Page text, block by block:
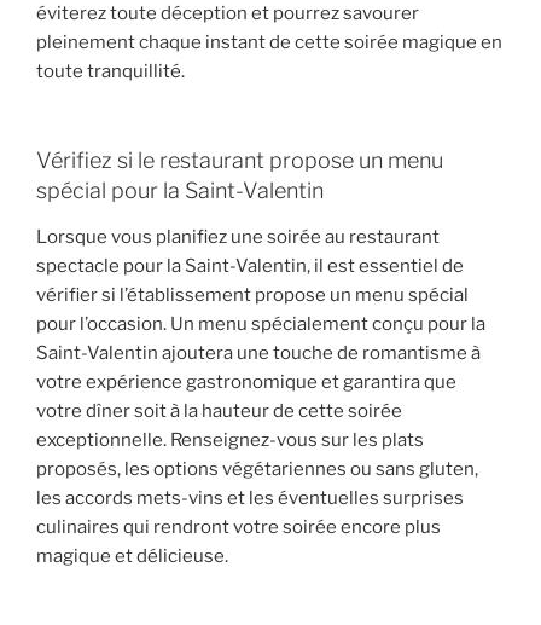
éviterez toute déception et pourrez savourer
pleinement chaque instant de cette soirée magique en
toute tranquillité.
Vérifiez si le restaurant propose un menu
spécial pour la Saint-Valentin
Lorsque vous planifiez une soirée au restaurant
spectacle pour la Saint-Valentin, il est essentiel de
vérifier si l’établissement propose un menu spécial
pour l’occasion. Un menu spécialement conçu pour la
Saint-Valentin ajoutera une touche de romantisme à
votre expérience gastronomique et garantira que
votre dîner soit à la hauteur de cette soirée
exceptionnelle. Renseignez-vous sur les plats
proposés, les options végétariennes ou sans gluten,
les accords mets-vins et les éventuelles surprises
culinaires qui rendront votre soirée encore plus
magique et délicieuse.